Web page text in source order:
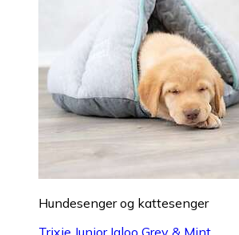
Hundesenger og kattesenger